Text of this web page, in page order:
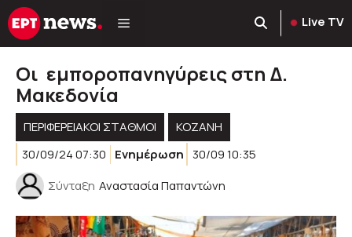
Μετάβαση
σε
Live TV
Οι εμποροπανηγύρεις στη Δ.
Μακεδονία
ΠΕΡΙΦΕΡΕΙΑΚΟΊ ΣΤΑΘΜΟΊ
KOZANH
30/09/24 07:30
Ενημέρωση
30/09 10:35
Σύνταξη Αναστασία Παπαντώνη